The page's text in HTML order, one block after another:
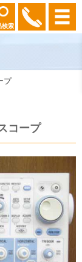
検索
プ
コープ